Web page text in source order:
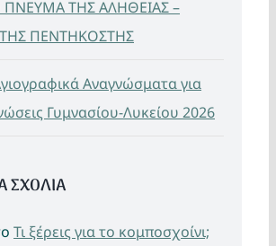
ΠΝΕΥΜΑ ΤΗΣ ΑΛΗΘΕΙΑΣ –
ΠΕΝΤΗΚΟΣΤΗΣ
Αναγνώσματα για
Γυμνασίου-Λυκείου 2026
ΣΧΟΛΙΑ
Τι ξέρεις για το κομποσχοίνι;